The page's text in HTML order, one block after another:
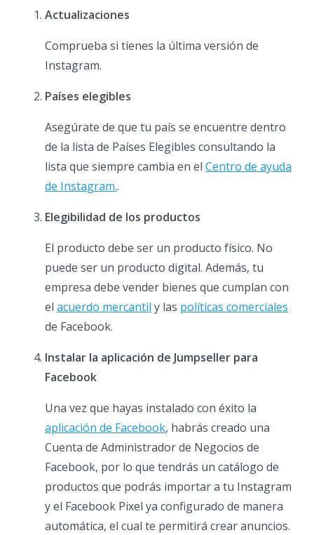
Actualizaciones
Comprueba si tienes la última versión de
Instagram.
Países elegibles
Asegúrate de que tu país se encuentre dentro
de la lista de Países Elegibles consultando la
lista que siempre cambia en el Centro de ayuda
de Instagram..
Elegibilidad de los productos
El producto debe ser un producto físico. No
puede ser un producto digital. Además, tu
empresa debe vender bienes que cumplan con
el acuerdo mercantil y las políticas comerciales
de Facebook.
Instalar la aplicación de Jumpseller para
Facebook
Una vez que hayas instalado con éxito la
aplicación de Facebook, habrás creado una
Cuenta de Administrador de Negocios de
Facebook, por lo que tendrás un catálogo de
productos que podrás importar a tu Instagram
y el Facebook Pixel ya configurado de manera
automática, el cual te permitirá crear anuncios.